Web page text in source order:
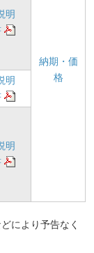
納期・価
格
明
明
明
により予告なく